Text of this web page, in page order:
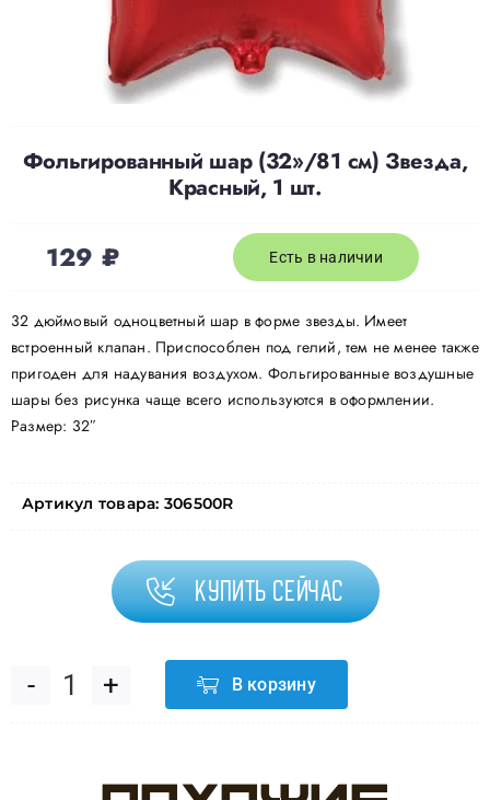
Отзывы
Контакты
Политика конфиденциальности
Фольгированный шар (32»/81 см) Звезда,
Красный, 1 шт.
129₽ Есть в наличии
32 дюймовый одноцветный шар в форме звезды. Имеет
встроенный клапан. Приспособлен под гелий, тем не менее также
пригоден для надувания воздухом. Фольгированные воздушные
шары без рисунка чаще всего используются в оформлении.
Размер: 32″
Артикул товара: 306500R
Купить сейчас
Количество
В корзину